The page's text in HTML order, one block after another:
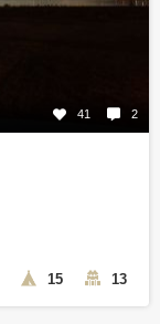
41 2
15 13